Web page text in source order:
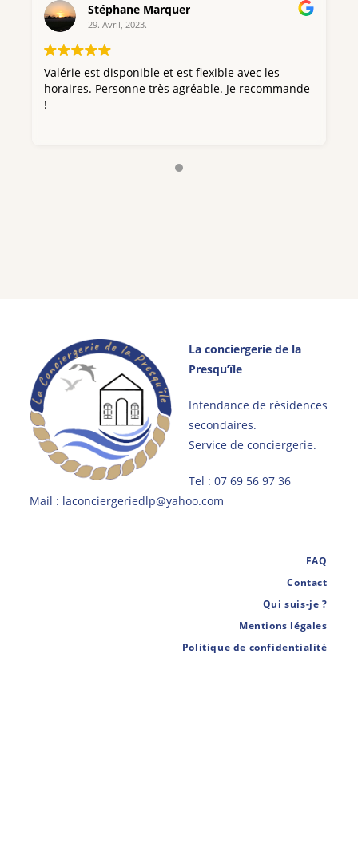
Stéphane Marquer
29. Avril, 2023.
Valérie est disponible et est flexible avec les
horaires. Personne très agréable. Je recommande
!
La conciergerie de la
Presqu’île
Intendance de résidences
secondaires.
Service de conciergerie.
Tel :07 69 56 97 36
Mail : laconciergeriedlp@yahoo.com
FAQ
Contact
Qui suis-je ?
Mentions légales
Politique de confidentialité